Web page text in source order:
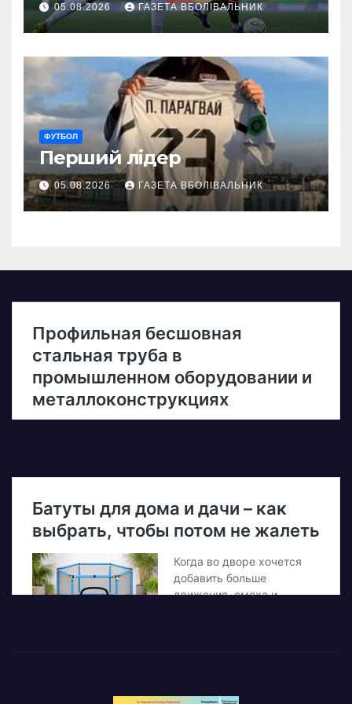
05.08.2026 ГАЗЕТА ВБОЛІВАЛЬНИК
ФУТБОЛ
Перший лідер
05.08.2026 ГАЗЕТА ВБОЛІВАЛЬНИК